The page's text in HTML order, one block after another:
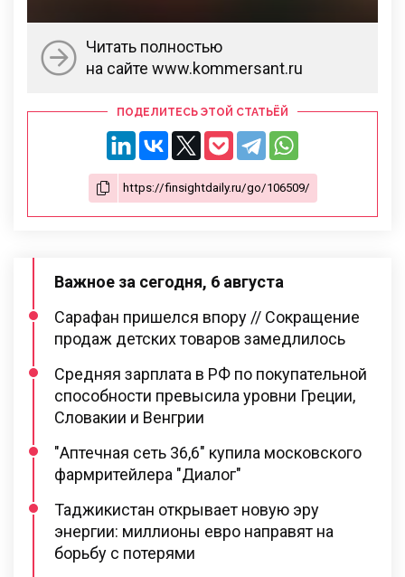
Читать полностью
на сайте www.kommersant.ru
ПОДЕЛИТЕСЬ ЭТОЙ СТАТЬЁЙ
Важное за сегодня, 6 августа
Сарафан пришелся впору // Сокращение
продаж детских товаров замедлилось
Средняя зарплата в РФ по покупательной
способности превысила уровни Греции,
Словакии и Венгрии
"Аптечная сеть 36,6" купила московского
фармритейлера "Диалог"
Таджикистан открывает новую эру
энергии: миллионы евро направят на
борьбу с потерями